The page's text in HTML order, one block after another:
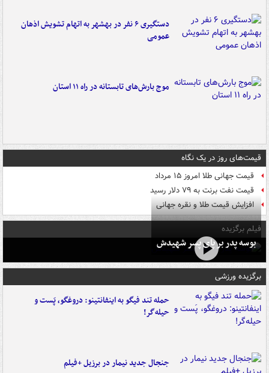
دستگیری ۶ نفر در بهشهر به اتهام تشویش اذهان
عمومی
موج بارش‌های تابستانه در راه ۱۱ استان
قیمت‌های روز در یک نگاه
قیمت جهانی طلا امروز ۱۵ مرداد
قیمت نفت برنت به ۷۹ دلار رسید
افزایش قیمت طلا و نقره جهانی
فیلم برگزیده
بوسه‌ پدر بر پای پسر شهیدش
برگزیده ورزشی
حمله تند فیگو به اینفانتینو: دروغگو، پَست‌ و
حیله‌گر!
جنجال جدید نیمار در برزیل +فیلم